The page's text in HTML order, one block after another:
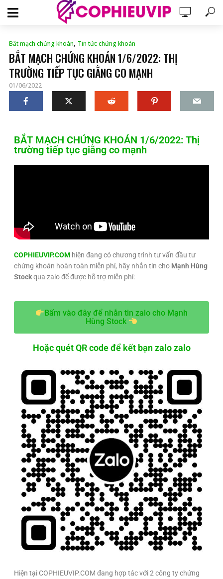
Bắt mạch chứng khoán, Tin tức chứng khoán
BẮT MẠCH CHỨNG KHOÁN 1/6/2022: THỊ
TRƯỜNG TIẾP TỤC GIẰNG CO MẠNH
01/06/2022
BẮT MẠCH CHỨNG KHOÁN 1/6/2022: Thị
trường tiếp tục giằng co mạnh
COPHIEUVIP.COM hiện đang có chương trình tư vấn đầu tư
chứng khoán hoàn toàn miễn phí, hãy nhắn tin cho Mạnh Hùng
Stockqua zalo để được hỗ trợ miễn phí:
Bấm vào đây để nhắn tin zalo cho Mạnh
Hùng Stock
Hoặc quét QR code để kết bạn zalo zalo
Hiện tại COPHIEUVIP.COM đang hợp tác với 2 công ty chứng